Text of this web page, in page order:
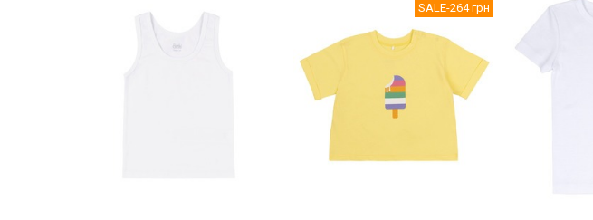
SALE-264 грн